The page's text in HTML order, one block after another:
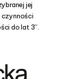
jej
czynności
do lat 3”.